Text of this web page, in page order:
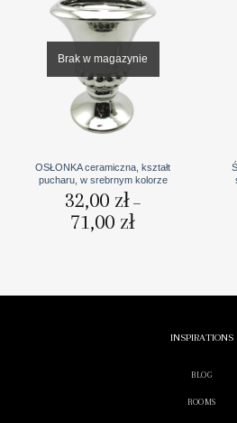
Brak w magazynie
OSŁONKA ceramiczna, kształt
pucharu, w srebrnym kolorze
32,00 zł –
71,00 złZakres
cen:
INSPIRATIONS
BLOG
ROOMS